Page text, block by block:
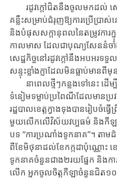
រដូវ​ក្តៅ​ជិត​នឹង​ចូល​មក​ដល់​ សេដ្ឋ
គន្លឹះ​សម្រាប់​ជំរុញឱ្យការ​ប្រើប្រ
និង​បំផុសសក្តានុពលនៃ​តម្រូវ​កា
កាលមាស ​ដែលជា​បុណ្យ​សែន​នំចាំង​
សេដ្ឋកិច្ច​នៅរដូវក្តៅ​នឹង​អបអរទ
សន្ទុះខ្លាំង​ក្លាដែល​មិនធ្លាប់មានពី
នា​ពេល​ថ្មីៗ​កន្លង​ទៅនេះ ដើម្
ទំនៀមទម្លាប់ប្រពៃណីដែលមាន​ប្រ
រដ្ឋបាល​ខេត្ត​ក្វាងទុង​បាន​រៀបចំធ្វ
មួយ​លើក​លើវិស័យ​វប្បធម៌ និង​កីឡា
បទ “ការប្រណាំងទូកនាគ”។ ​តា
ពីខែ​មិថុនា​ដល់​ខែ​កក្កដាប៉ុណ្ណោះ ខ
ទូកនាគចំនួនជាង​២រយ​ផ្នែក និង​
លើក​ អ្នក​ចូល​ចិត្ត​កីឡា​ចំនួន​ជិត​១០